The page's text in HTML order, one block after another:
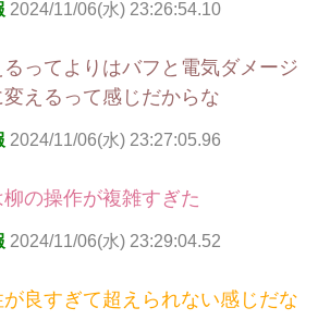
2024/11/06(水) 23:26:54.10
ってよりはバフと電気ダメージ
えるって感じだからな
2024/11/06(水) 23:27:05.96
の操作が複雑すぎた
2024/11/06(水) 23:29:04.52
良すぎて超えられない感じだな